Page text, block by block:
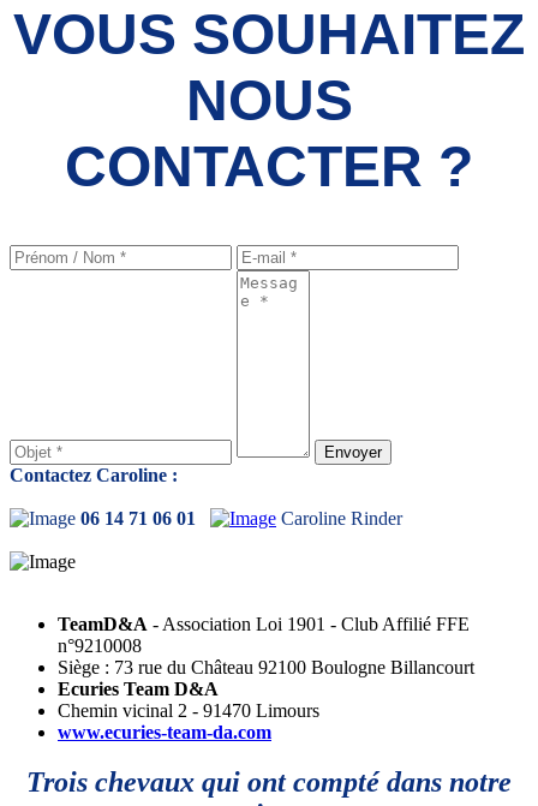
VOUS SOUHAITEZ
NOUS
CONTACTER ?
Contactez Caroline :
06 14 71 06 01 Caroline Rinder
TeamD&A - Association Loi 1901 - Club Affilié FFE
n°9210008
Siège : 73 rue du Château 92100 Boulogne Billancourt
Ecuries Team D&A
Chemin vicinal 2 - 91470 Limours
www.ecuries-team-da.com
Trois chevaux qui ont compté dans notre